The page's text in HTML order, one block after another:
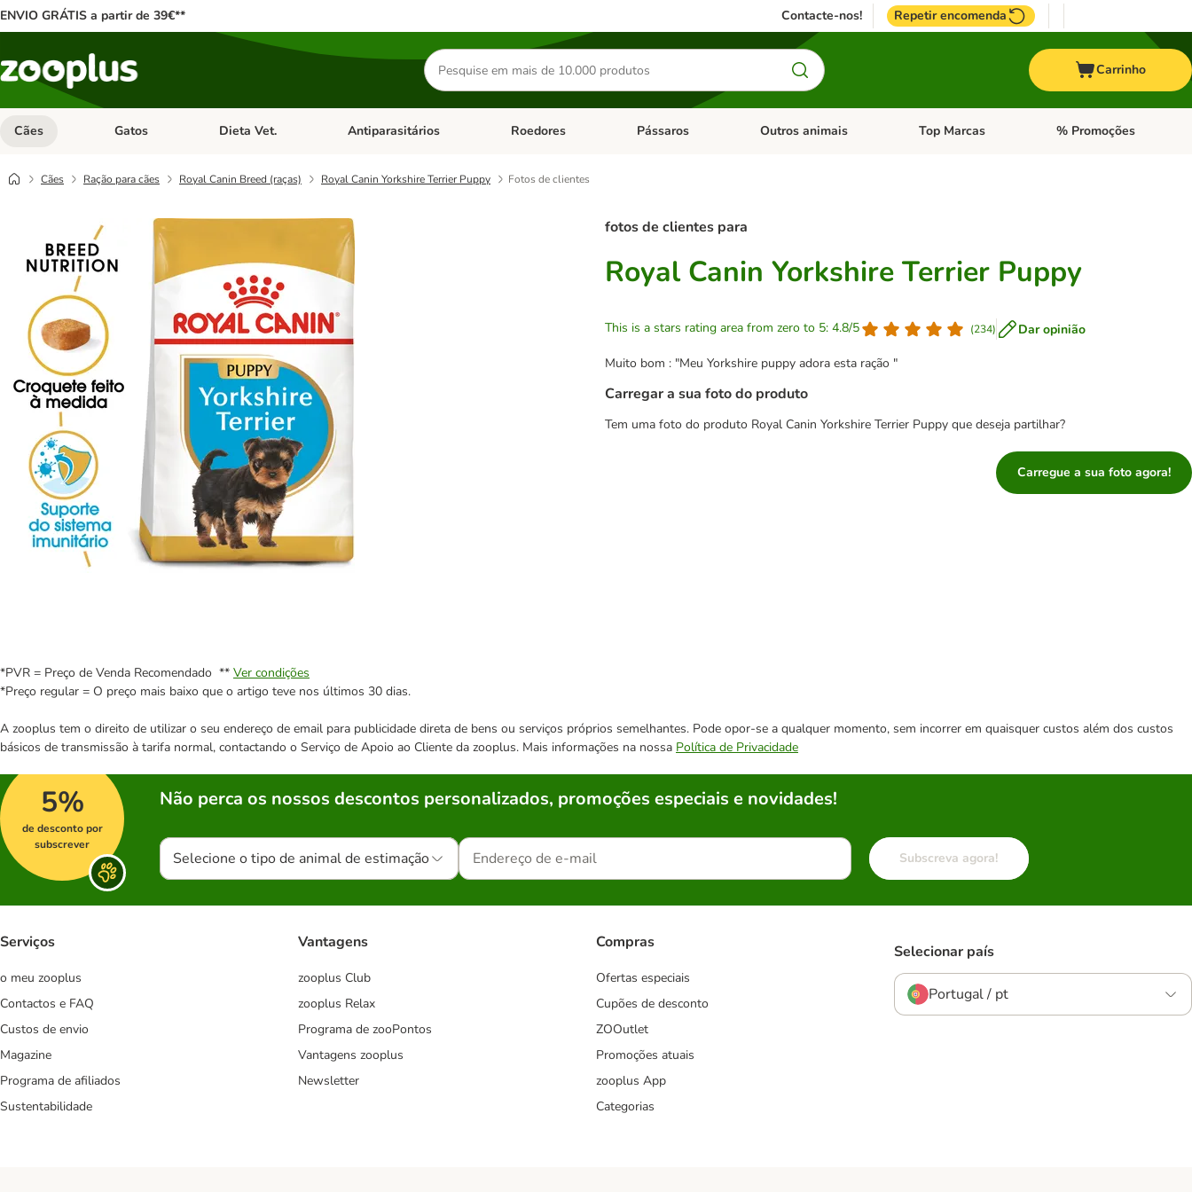
ENVIO GRÁTIS a partir de 39€** Contacte-nos! Repetir encomenda
Pesquisar
produtos
Carrinho
Cães Abrir menu de categoria: Cães
Gatos Abrir menu de categoria: Gatos
Dieta Vet. Abrir menu de categoria: Dieta Vet.
Antiparasitários Abrir menu de categoria: Antiparasitários
Roedores Abrir menu de categoria: Roedores
Pássaros Abrir menu de categoria: Pássaros
Outros animais Abrir menu de categoria: Outros animais
Top Marcas Abrir menu de categoria:
% Promoções
Cães Ração para cães Royal Canin Breed (raças) Royal Canin Yorkshire Terrier Puppy Fotos de clientes
fotos de clientes para
Royal Canin Yorkshire Terrier Puppy
This is a stars rating area from zero to 5: 4.8/5 (234) Dar opinião
Muito bom : "Meu Yorkshire puppy adora esta ração "
Carregar a sua foto do produto
Tem uma foto do produto Royal Canin Yorkshire Terrier Puppy que deseja partilhar?
Carregue a sua foto agora!
*PVR = Preço de Venda Recomendado ** Ver condições
*Preço regular = O preço mais baixo que o artigo teve nos últimos 30 dias.
A zooplus tem o direito de utilizar o seu endereço de email para publicidade direta de bens ou serviços próprios semelhantes. Pode opor-se a qualquer momento, sem incorrer em quaisquer custos além dos custos
básicos de transmissão à tarifa normal, contactando o Serviço de Apoio ao Cliente da zooplus. Mais informações na nossa Política de Privacidade
5%
de desconto por
subscrever
Não perca os nossos descontos personalizados, promoções especiais e novidades!
Selecione o tipo de animal de estimação Subscreva agora!
Serviços
o meu zooplus
Contactos e FAQ
Custos de envio
Magazine
Programa de afiliados
Sustentabilidade
Vantagens
zooplus Club
zooplus Relax
Programa de zooPontos
Vantagens zooplus
Newsletter
Compras
Ofertas especiais
Cupões de desconto
ZOOutlet
Promoções atuais
zooplus App
Categorias
Selecionar país
Portugal / pt